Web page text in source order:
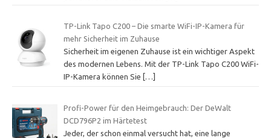
TP-Link Tapo C200 – Die smarte WiFi-IP-Kamera für
mehr Sicherheit im Zuhause
Sicherheit im eigenen Zuhause ist ein wichtiger Aspekt
des modernen Lebens. Mit der TP-Link Tapo C200 WiFi-
IP-Kamera können Sie
[…]
Profi-Power für den Heimgebrauch: Der DeWalt
DCD796P2 im Härtetest
Jeder, der schon einmal versucht hat, eine lange